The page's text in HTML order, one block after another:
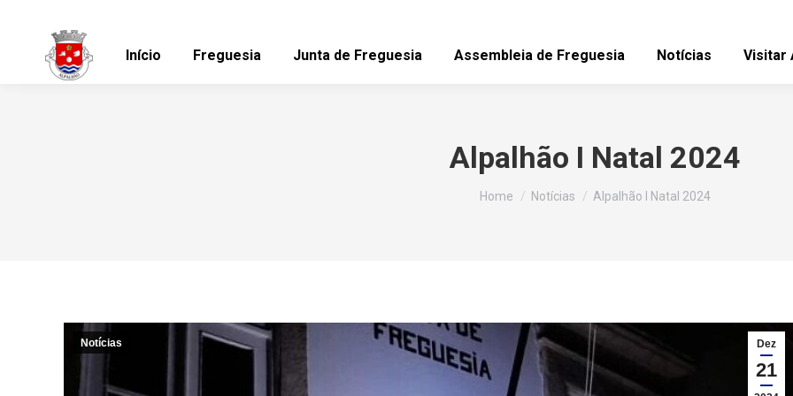
Início Freguesia Junta de Freguesia Assembleia de Freguesia Notícias Visitar
Alpalhão I Natal 2024
You are here:
Home Notícias Alpalhão I Natal 2024
Dez
21
Notícias